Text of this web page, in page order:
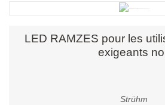
LED RAMZES pour les
exigeants
Strühm